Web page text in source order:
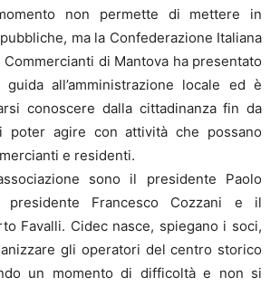
non permette di mettere in
ma la Confederazione Italiana
di Mantova ha presentato
all’amministrazione locale ed è
conoscere dalla cittadinanza fin da
poter agire con attività che possano
e residenti.
sono il presidente Paolo
Francesco Cozzani e il
Favalli. Cidec nasce, spiegano i soci,
gli operatori del centro storico
un momento di difficoltà e non si